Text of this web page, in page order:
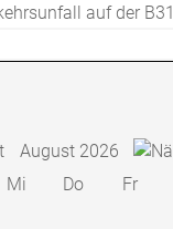
auf der B31
August 2026
Mi Do Fr